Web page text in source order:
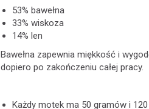
53% bawełna
33% wiskoza
14% len
Bawełna zapewnia miękkość i
dopiero po zakończeniu całej pracy.
Każdy motek ma 50 gramów i